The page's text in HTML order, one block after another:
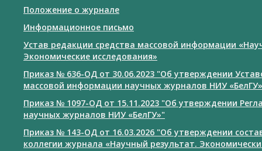
Положение о журнале
Информационное письмо
Устав редакции средства массовой информации
Экономические исследования»
Приказ № 636-ОД от 30.06.2023 "Об утверждении
массовой информации научных журналов НИУ «БелГУ»
Приказ № 1097-ОД от 15.11.2023 "Об утверждении
научных журналов НИУ «БелГУ»"
Приказ № 143-ОД от 16.03.2026 "Об утверждении
коллегии журнала «Научный результат.